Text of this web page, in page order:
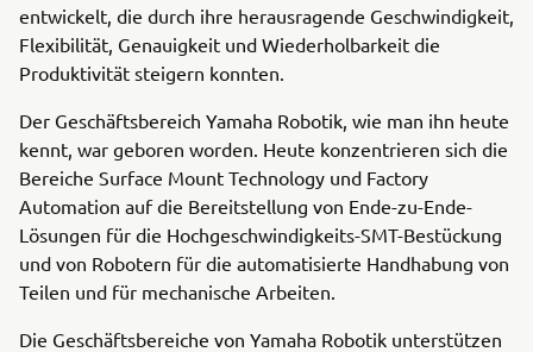
entwickelt, die durch ihre herausragende Geschwindigkeit,
Flexibilität, Genauigkeit und Wiederholbarkeit die
Produktivität steigern konnten.
Der Geschäftsbereich Yamaha Robotik, wie man ihn heute
kennt, war geboren worden. Heute konzentrieren sich die
Bereiche Surface Mount Technology und Factory
Automation auf die Bereitstellung von Ende-zu-Ende-
Lösungen für die Hochgeschwindigkeits-SMT-Bestückung
und von Robotern für die automatisierte Handhabung von
Teilen und für mechanische Arbeiten.
Die Geschäftsbereiche von Yamaha Robotik unterstützen